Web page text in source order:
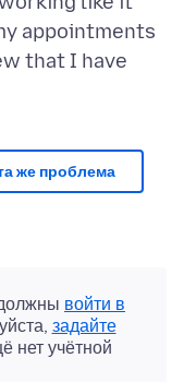
appointments
that I have
же проблема
войти в
задайте
нет учётной